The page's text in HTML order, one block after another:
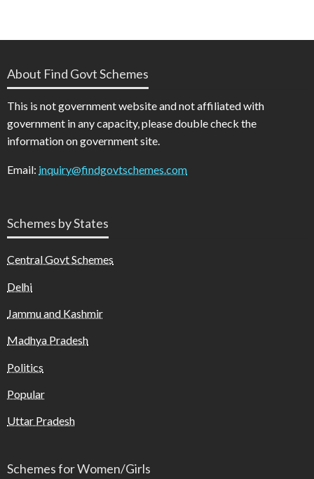
About Find Govt Schemes
This is not government website and not affiliated with
government in any capacity, please double check the
information on government site.
Email: inquiry@findgovtschemes.com
Schemes by States
Central Govt Schemes
Delhi
Jammu and Kashmir
Madhya Pradesh
Politics
Popular
Uttar Pradesh
Schemes for Women/Girls